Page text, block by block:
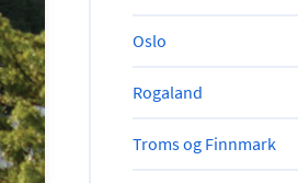
Oslo
Rogaland
Troms og Finnmark